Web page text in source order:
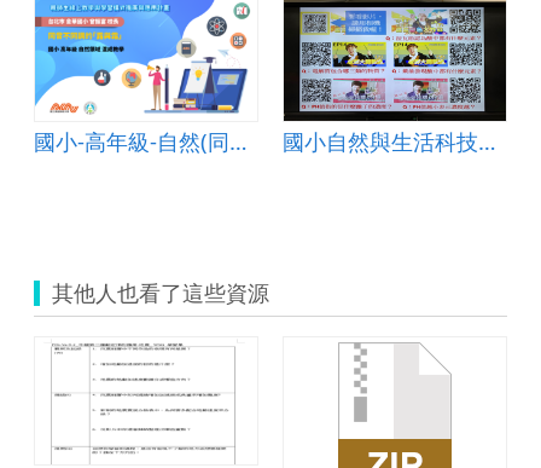
國小-高年級-自然(同音不同調的「露與霜」)-B-混成教學-台北市金華國小-曾振富校長
國小自然與生活科技領域使用IPAD輔助教學-以康軒五上『力與運動』單元為例
其他人也看了這些資源